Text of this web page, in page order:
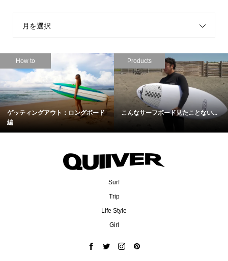
月を選択
How to
ゲッティングアウト：ロングボード
編
Products
こんなサーフボード見たことない...
Surf
Trip
Life Style
Girl